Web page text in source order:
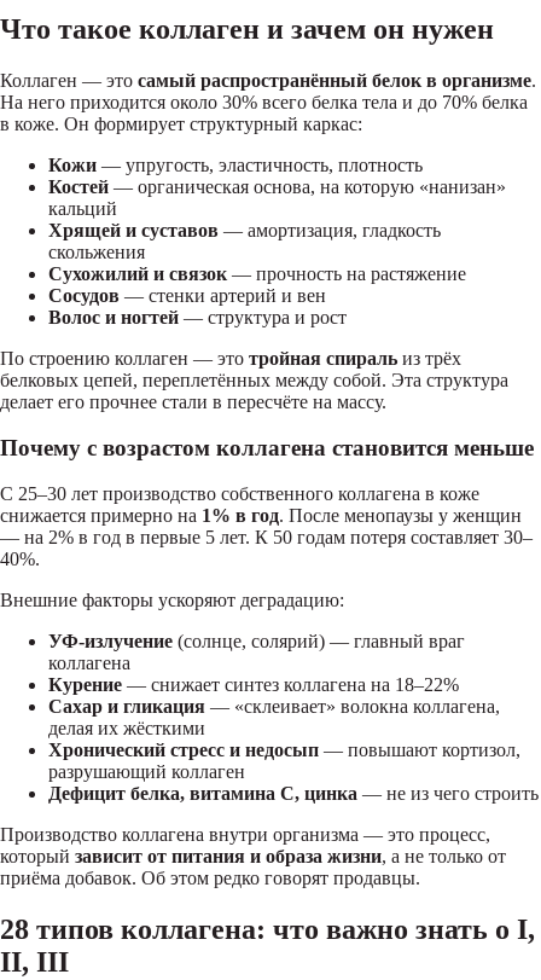
Что такое коллаген и зачем он нужен
Коллаген — это самый распространённый белок в организме.
На него приходится около 30% всего белка тела и до 70% белка
в коже. Он формирует структурный каркас:
Кожи — упругость, эластичность, плотность
Костей — органическая основа, на которую «нанизан»
кальций
Хрящей и суставов — амортизация, гладкость
скольжения
Сухожилий и связок — прочность на растяжение
Сосудов — стенки артерий и вен
Волос и ногтей — структура и рост
По строению коллаген — это тройная спираль из трёх
белковых цепей, переплетённых между собой. Эта структура
делает его прочнее стали в пересчёте на массу.
Почему с возрастом коллагена становится меньше
С 25–30 лет производство собственного коллагена в коже
снижается примерно на 1% в год. После менопаузы у женщин
— на 2% в год в первые 5 лет. К 50 годам потеря составляет 30–
40%.
Внешние факторы ускоряют деградацию:
УФ-излучение (солнце, солярий) — главный враг
коллагена
Курение — снижает синтез коллагена на 18–22%
Сахар и гликация — «склеивает» волокна коллагена,
делая их жёсткими
Хронический стресс и недосып — повышают кортизол,
разрушающий коллаген
Дефицит белка, витамина C, цинка — не из чего строить
Производство коллагена внутри организма — это процесс,
который зависит от питания и образа жизни, а не только от
приёма добавок. Об этом редко говорят продавцы.
28 типов коллагена: что важно знать о I,
II, III